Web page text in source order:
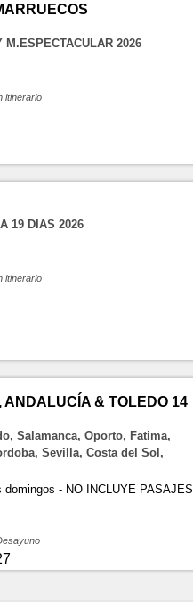
M.ESPECTACULAR 2026
itinerario
19 DIAS 2026
itinerario
ANDALUCÍA & TOLEDO 14
Salamanca, Oporto, Fatima,
Sevilla, Costa del Sol,
- NO INCLUYE PASAJES